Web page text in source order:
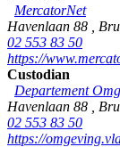
MercatorNet
Havenlaan 88
02 553 83 50
https://
Custodian
Departement
Havenlaan 88
02 553 83 50
https://